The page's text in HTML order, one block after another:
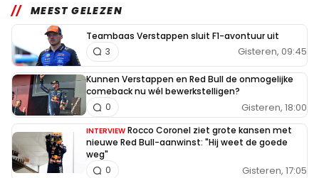
MEEST GELEZEN
Teambaas Verstappen sluit F1-avontuur uit
Gisteren, 09:45
3
Kunnen Verstappen en Red Bull de onmogelijke
comeback nu wél bewerkstelligen?
Gisteren, 18:00
0
INTERVIEW Rocco Coronel ziet grote kansen met
nieuwe Red Bull-aanwinst: "Hij weet de goede
weg"
Gisteren, 17:05
0